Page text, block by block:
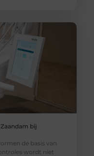
bij
de basis van
wordt niet